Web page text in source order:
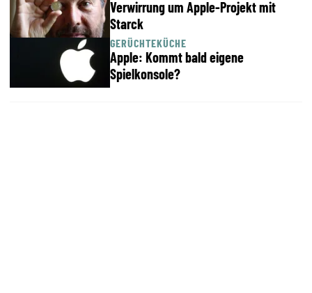
Verwirrung um Apple-Projekt mit
Starck
GERÜCHTEKÜCHE
Apple: Kommt bald eigene
Spielkonsole?